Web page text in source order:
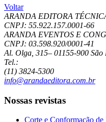
Voltar
ARANDA EDITORA
CNPJ: 55.922.157.0001-66
ARANDA EVENTOS E
CNPJ: 03.598.920/0001-41
Al. Olga, 315– 01155-900 São
Tel.:
(11) 3824-5300
info@arandaeditora.com.br
Nossas revistas
Corte e Conformação de